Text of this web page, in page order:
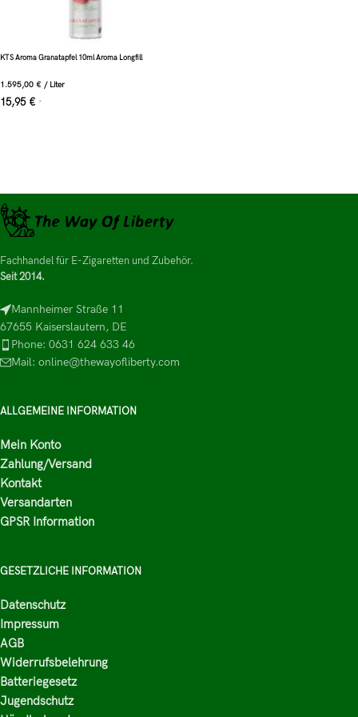
KTS Aroma Granatapfel 10ml Aroma Longfill
1.595,00 € / Liter
15,95 € *
Fachhandel für E-Zigaretten und Zubehör.
Seit 2014.
Mannheimer Straße 11
67655 Kaiserslautern, DE
Phone: 0631 624 633 46
Mail: online@thewayofliberty.com
ALLGEMEINE INFORMATION
Mein Konto
Zahlung/Versand
Kontakt
Versandarten
GPSR Information
GESETZLICHE INFORMATION
Datenschutz
Impressum
AGB
Widerrufsbelehrung
Batteriegesetz
Jugendschutz